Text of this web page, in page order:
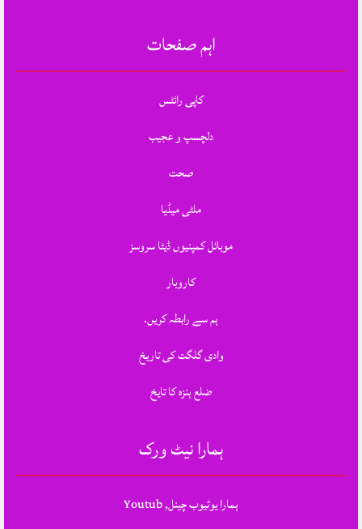
اہم صفحات
کاپی رائٹس
دلچسپ و عجیب
صحت
ملٹی میڈیا
موبائل کمپنیوں ڈیٹا سروسز
کاروبار
ہم سے رابطہ کریں.
وادی گلگت کی تاریخ
ضلع ہنزہ کا تایخ
ہمارا نیٹ ورک
ہمارا یوٹیوب چینل, Youtub